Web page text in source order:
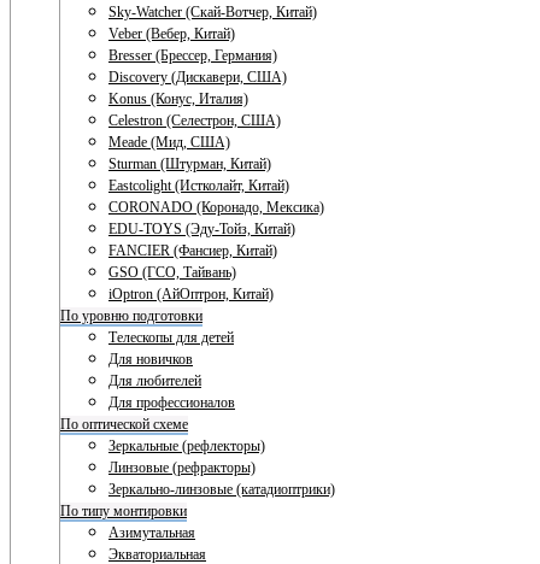
Sky-Watcher (Скай-Вотчер, Китай)
Veber (Вебер, Китай)
Bresser (Брессер, Германия)
Discovery (Дискавери, США)
Konus (Конус, Италия)
Celestron (Селестрон, США)
Meade (Мид, США)
Sturman (Штурман, Китай)
Eastcolight (Истколайт, Китай)
CORONADO (Коронадо, Мексика)
EDU-TOYS (Эду-Тойз, Китай)
FANCIER (Фансиер, Китай)
GSO (ГСО, Тайвань)
iOptron (АйОптрон, Китай)
По уровню подготовки
Телескопы для детей
Для новичков
Для любителей
Для профессионалов
По оптической схеме
Зеркальные (рефлекторы)
Линзовые (рефракторы)
Зеркально-линзовые (катадиоптрики)
По типу монтировки
Азимутальная
Экваториальная